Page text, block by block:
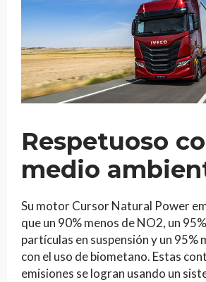
Respetuoso
medio
Su motor Cursor Natural Power
que un 90% menos de NO2, un
partículas en suspensión y un 95%
con el uso de biometano. Estas
emisiones se logran usando un